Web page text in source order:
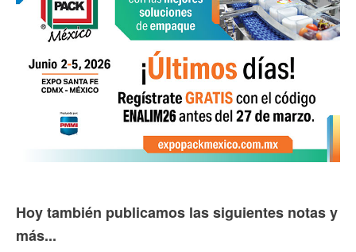
Hoy también publicamos las siguientes notas y
más...